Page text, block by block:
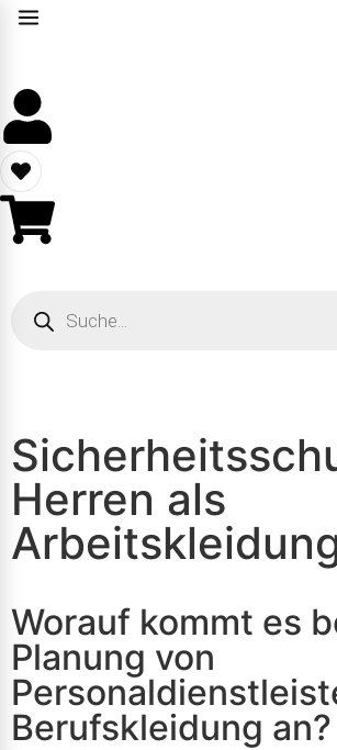
Herren als
Worauf kommt es
Planung von
Berufskleidung an?